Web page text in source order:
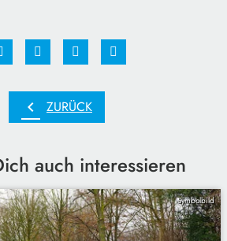
chevron_left ZURÜCK
auch interessieren
Symbolbild